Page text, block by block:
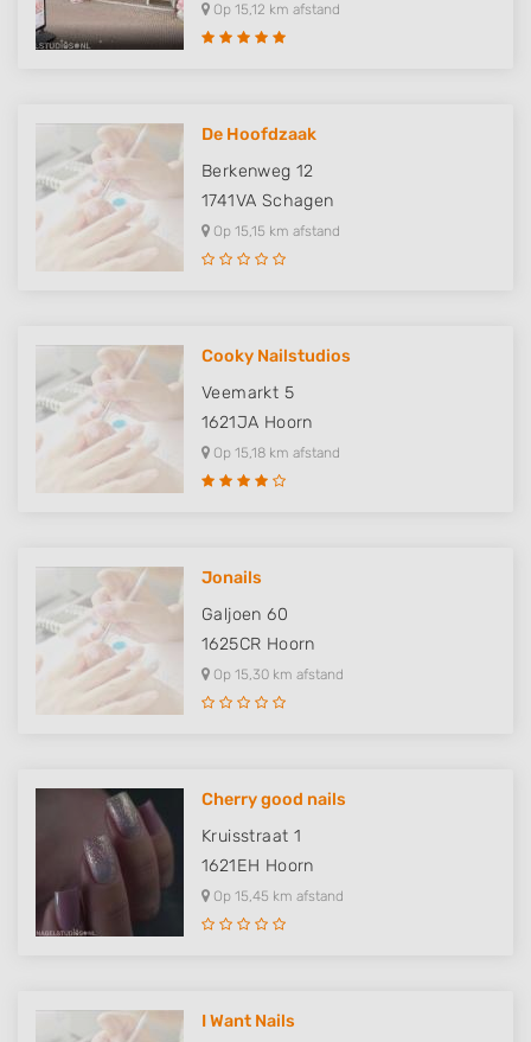
Op 15,12 km afstand
De Hoofdzaak
Berkenweg 12
1741VA Schagen
Op 15,15 km afstand
Cooky Nailstudios
Veemarkt 5
1621JA Hoorn
Op 15,18 km afstand
Jonails
Galjoen 60
1625CR Hoorn
Op 15,30 km afstand
Cherry good nails
Kruisstraat 1
1621EH Hoorn
Op 15,45 km afstand
I Want Nails